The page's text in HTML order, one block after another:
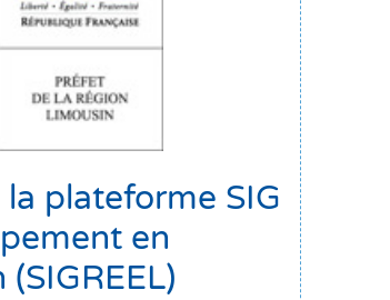
plateforme SIG
en